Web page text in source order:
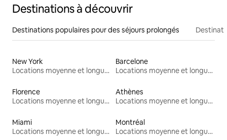
Destinations à découvrir
Destinations populaires pour des séjours prolongés
New York
Locations moyenne et longue durée
Barcelone
Locations moyenne et longue durée
Florence
Locations moyenne et longue durée
Athènes
Locations moyenne et longue durée
Miami
Locations moyenne et longue durée
Montréal
Locations moyenne et longue durée